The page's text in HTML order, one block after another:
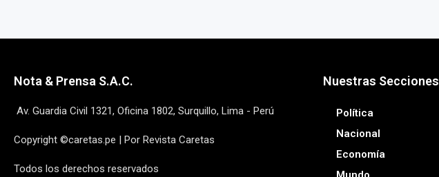
Nota & Prensa S.A.C.
Av. Guardia Civil 1321, Oficina 1802, Surquillo, Lima - Perú
Copyright ©caretas.pe | Por Revista Caretas
Todos los derechos reservados
Nuestras Secciones
Política
Nacional
Economía